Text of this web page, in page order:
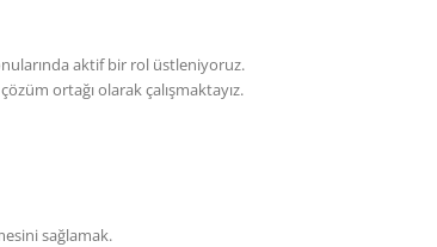
aktif bir rol üstleniyoruz.
ortağı olarak çalışmaktayız.
sağlamak.